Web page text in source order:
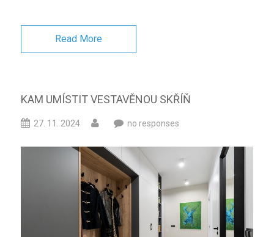
Read More
KAM UMÍSTIT VESTAVĚNOU SKŘÍŇ
27. 11. 2024 no responses